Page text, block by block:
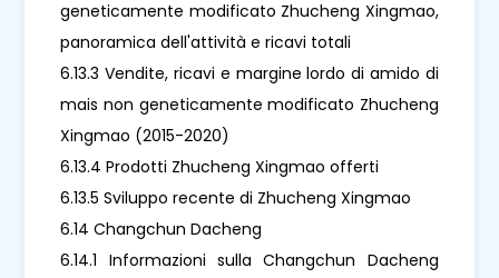
geneticamente modificato Zhucheng Xingmao,
panoramica dell'attività e ricavi totali
6.13.3 Vendite, ricavi e margine lordo di amido di
mais non geneticamente modificato Zhucheng
Xingmao (2015-2020)
6.13.4 Prodotti Zhucheng Xingmao offerti
6.13.5 Sviluppo recente di Zhucheng Xingmao
6.14 Changchun Dacheng
6.14.1 Informazioni sulla Changchun Dacheng